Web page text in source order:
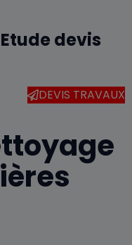
Etude devis
DEVIS TRAVAUX